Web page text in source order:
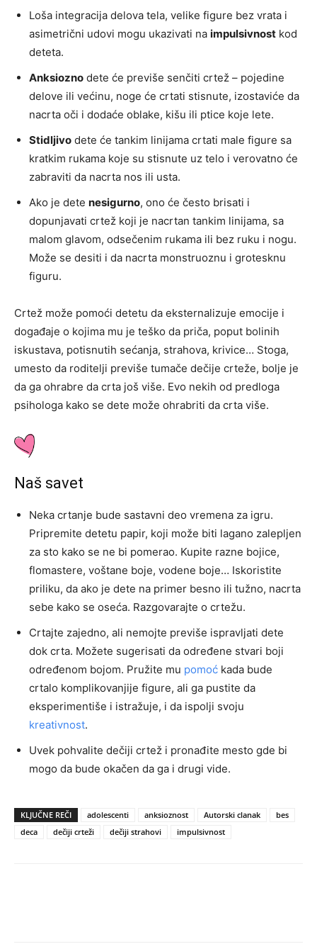
Loša integracija delova tela, velike figure bez vrata i
asimetrični udovi mogu ukazivati na impulsivnost kod
deteta.
Anksiozno dete će previše senčiti crtež – pojedine
delove ili većinu, noge će crtati stisnute, izostaviće da
nacrta oči i dodaće oblake, kišu ili ptice koje lete.
Stidljivo dete će tankim linijama crtati male figure sa
kratkim rukama koje su stisnute uz telo i verovatno će
zabraviti da nacrta nos ili usta.
Ako je dete nesigurno, ono će često brisati i
dopunjavati crtež koji je nacrtan tankim linijama, sa
malom glavom, odsečenim rukama ili bez ruku i nogu.
Može se desiti i da nacrta monstruoznu i grotesknu
figuru.
Crtež može pomoći detetu da eksternalizuje emocije i
događaje o kojima mu je teško da priča, poput bolinih
iskustava, potisnutih sećanja, strahova, krivice… Stoga,
umesto da roditelji previše tumače dečije crteže, bolje je
da ga ohrabre da crta još više. Evo nekih od predloga
psihologa kako se dete može ohrabriti da crta više.
Naš savet
Neka crtanje bude sastavni deo vremena za igru.
Pripremite detetu papir, koji može biti lagano zalepljen
za sto kako se ne bi pomerao. Kupite razne bojice,
flomastere, voštane boje, vodene boje… Iskoristite
priliku, da ako je dete na primer besno ili tužno, nacrta
sebe kako se oseća. Razgovarajte o crtežu.
Crtajte zajedno, ali nemojte previše ispravljati dete
dok crta. Možete sugerisati da određene stvari boji
određenom bojom. Pružite mu pomoć kada bude
crtalo komplikovanjije figure, ali ga pustite da
eksperimentiše i istražuje, i da ispolji svoju
kreativnost.
Uvek pohvalite dečiji crtež i pronađite mesto gde bi
mogo da bude okačen da ga i drugi vide.
KLJUČNE REČI adolescenti anksioznost Autorski clanak
bes
deca
dečiji crteži dečiji strahovi impulsivnost